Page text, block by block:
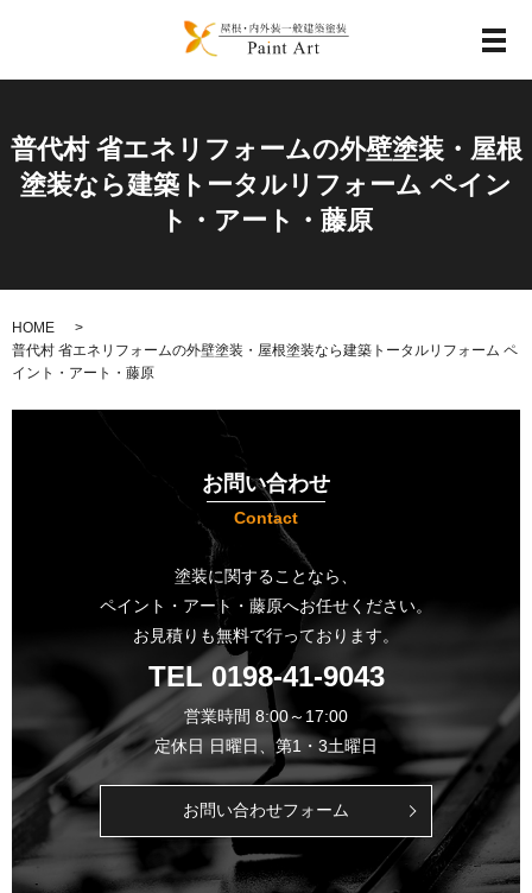
メ
普代村 省エネリフォームの外壁塗装・屋根
塗装なら建築トータルリフォーム ペイン
ト・アート・藤原
HOME
普代村 省エネリフォームの外壁塗装・屋根塗装なら建築トータルリフォーム ペ
イント・アート・藤原
お問い合わせ
Contact
塗装に関することなら、
ペイント・アート・藤原へお任せください。
お見積りも無料で行っております。
TEL 0198-41-9043
営業時間 8:00～17:00
定休日 日曜日、第1・3土曜日
お問い合わせフォーム